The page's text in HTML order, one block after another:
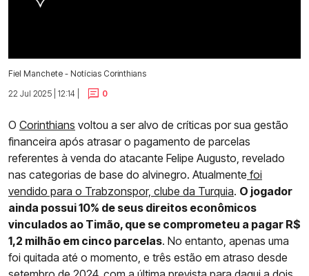
Fiel Manchete - Notícias Corinthians
22 Jul 2025 | 12:14 |
0
O Corinthians voltou a ser alvo de críticas por sua gestão
financeira após atrasar o pagamento de parcelas
referentes à venda do atacante Felipe Augusto, revelado
nas categorias de base do alvinegro. Atualmente foi
vendido para o Trabzonspor, clube da Turquia. O jogador
ainda possui 10% de seus direitos econômicos
vinculados ao Timão, que se comprometeu a pagar R$
1,2 milhão em cinco parcelas. No entanto, apenas uma
foi quitada até o momento, e três estão em atraso desde